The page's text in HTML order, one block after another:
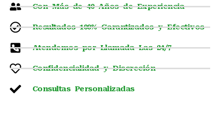
Con Más de 40 Años de Experiencia
Resultados 100% Garantizados y Efectivos
Atendemos por Llamada Las 24/7
Confidencialidad y Discreción
Consultas Personalizadas